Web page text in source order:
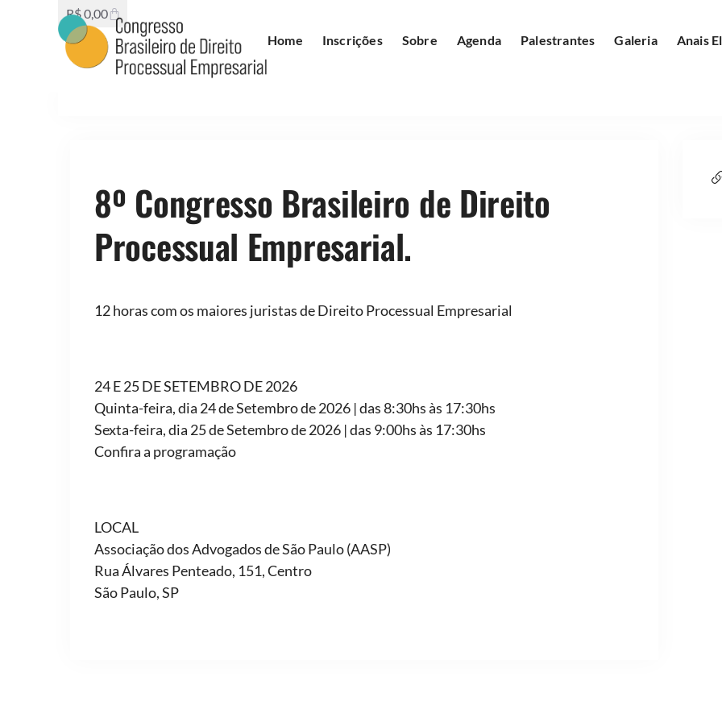
R$0,00
Home
Inscrições Sobre Agenda Palestrantes Galeria Anais
8º Congresso Brasileiro de Direito
Processual Empresarial.
12 horas com os maiores juristas de Direito Processual Empresarial
24 E 25 DE SETEMBRO DE 2026
Quinta-feira, dia 24 de Setembro de 2026 | das 8:30hs às 17:30hs
Sexta-feira, dia 25 de Setembro de 2026 | das 9:00hs às 17:30hs
Confira a programação
LOCAL
Associação dos Advogados de São Paulo (AASP)
Rua Álvares Penteado, 151, Centro
São Paulo, SP